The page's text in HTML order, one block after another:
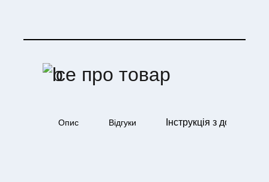
се про товар
Опис Відгуки Інструкція з догляду